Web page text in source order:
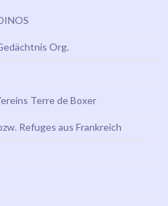
Org.
Terre de Boxer
Refuges aus Frankreich